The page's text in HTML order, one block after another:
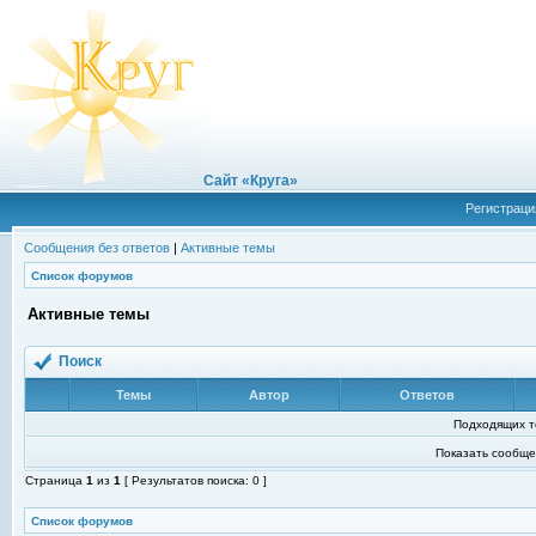
Сайт «Круга»
Сообщения без ответов | Активные темы
Список форумов
Активные темы
Поиск
Темы Автор Ответов
Подходящих
Показать
Страница 1 из 1 [ Результатов поиска: 0 ]
Список форумов